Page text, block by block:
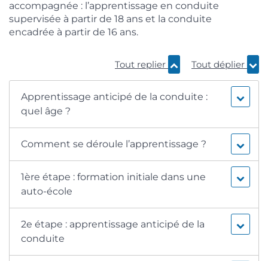
accompagnée : l’apprentissage en conduite
supervisée à partir de 18 ans et la conduite
encadrée à partir de 16 ans.
Tout replier Tout déplier
Apprentissage anticipé de la conduite :
quel âge ?
Comment se déroule l’apprentissage ?
1ère étape : formation initiale dans une
auto-école
2e étape : apprentissage anticipé de la
conduite